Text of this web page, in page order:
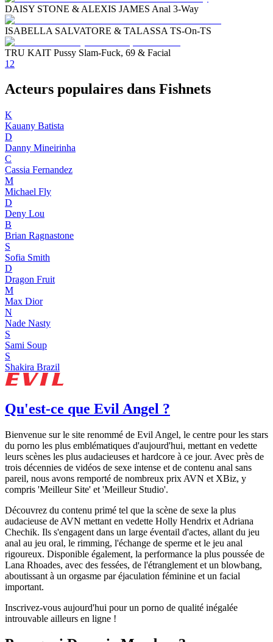
DAISY STONE & ALEXIS JAMES Anal 3-Way
ISABELLA SALVATORE & TALASSA TS-On-TS
TRU KAIT Pussy Slam-Fuck, 69 & Facial
1 2
Acteurs populaires dans Fishnets
K
Kauany Batista
D
Danny Mineirinha
C
Cassia Fernandez
M
Michael Fly
D
Deny Lou
B
Brian Ragnastone
S
Sofia Smith
D
Dragon Fruit
M
Max Dior
N
Nade Nasty
S
Sami Soup
S
Shakira Brazil
Qu'est-ce que Evil Angel ?
Bienvenue sur le site renommé de Evil Angel, le centre pour les stars
du porno les plus emblématiques d'aujourd'hui, mettant en vedette
leurs scènes les plus audacieuses et hardcore à ce jour. Avec près de
trois décennies de vidéos de sexe intense et de contenu anal sans
pareil, nous avons remporté de nombreux prix AVN et XBiz, y
compris 'Meilleur Site' et 'Meilleur Studio'.
Découvrez du contenu primé tel que la scène de sexe la plus
audacieuse de AVN mettant en vedette Holly Hendrix et Adriana
Chechik. Ils s'engagent dans un large éventail d'actes, allant du jeu
anal au jeu oral, le rimming, l'échange de sperme et le jeu anal
rigoureux. Disponible également, la performance la plus poussée de
Lana Rhoades, avec des fessées, de l'étranglement et un blowbang,
aboutissant à un orgasme par éjaculation féminine et un facial
important.
Inscrivez-vous aujourd'hui pour un porno de qualité inégalée
introuvable ailleurs en ligne !